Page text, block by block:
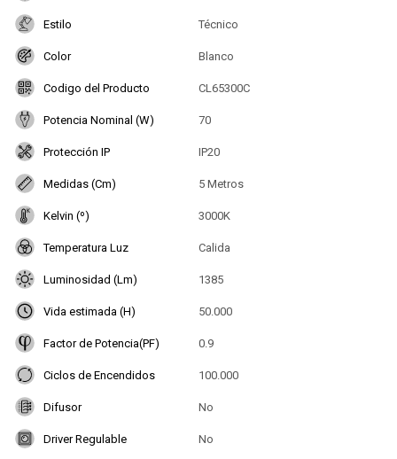
Estilo Técnico
Color Blanco
Codigo del Producto CL65300C
Potencia Nominal (W) 70
Protección IP IP20
Medidas (Cm) 5 Metros
Kelvin (º) 3000K
Temperatura Luz Calida
Luminosidad (Lm) 1385
Vida estimada (H) 50.000
Factor de Potencia(PF) 0.9
Ciclos de Encendidos 100.000
Difusor No
Driver Regulable No